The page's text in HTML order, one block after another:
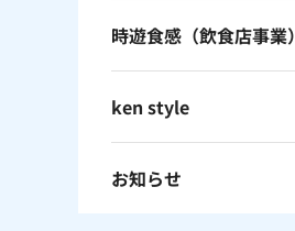
時遊食感（飲食店事業）
ken style
お知らせ